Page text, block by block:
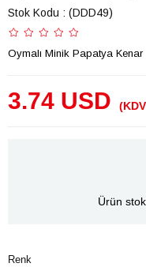
Stok Kodu (DDD49)
Oymalı Minik Papatya
3.74 USD
Ürün
Renk